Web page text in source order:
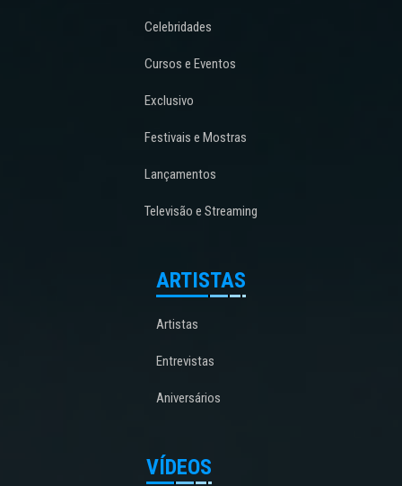
Celebridades
Cursos e Eventos
Exclusivo
Festivais e Mostras
Lançamentos
Televisão e Streaming
ARTISTAS
Artistas
Entrevistas
Aniversários
VÍDEOS